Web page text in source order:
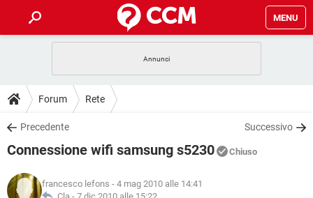
MENU
INTRATTENIMENTO
iOS
INSTAGRAM WHATSAPP
TIKTOK
GUIDE
COVID-19
INSTAGRAM WHATSAPP
DOWNLOAD
COVID-19 GAMING
INTRATTENIMENTO
COVID-19 GAMING
Forum Rete
Precedente Successivo
Connessione wifi samsung s5230 Chiuso
francesco lefons - 4 mag 2010 alle 14:41